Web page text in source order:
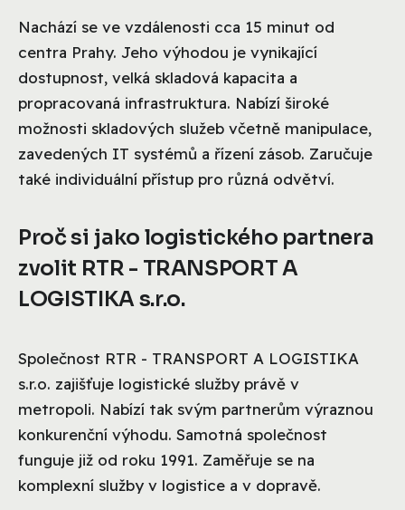
Nachází se ve vzdálenosti cca 15 minut od
centra Prahy. Jeho výhodou je vynikající
dostupnost, velká skladová kapacita a
propracovaná infrastruktura. Nabízí široké
možnosti skladových služeb včetně manipulace,
zavedených IT systémů a řízení zásob. Zaručuje
také individuální přístup pro různá odvětví.
Proč si jako logistického partnera
zvolit RTR - TRANSPORT A
LOGISTIKA s.r.o.
Společnost RTR - TRANSPORT A LOGISTIKA
s.r.o. zajišťuje logistické služby právě v
metropoli. Nabízí tak svým partnerům výraznou
konkurenční výhodu. Samotná společnost
funguje již od roku 1991. Zaměřuje se na
komplexní služby v logistice a v dopravě.